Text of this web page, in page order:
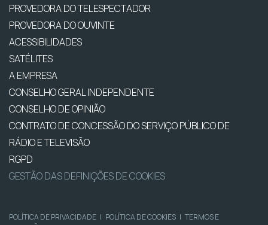
PROVEDORA DO TELESPECTADOR
PROVEDORA DO OUVINTE
ACESSIBILIDADES
SATÉLITES
A EMPRESA
CONSELHO GERAL INDEPENDENTE
CONSELHO DE OPINIÃO
CONTRATO DE CONCESSÃO DO SERVIÇO PÚBLICO DE
RÁDIO E TELEVISÃO
RGPD
GESTÃO DAS DEFINIÇÕES DE COOKIES
POLÍTICA DE PRIVACIDADE | POLÍTICA DE COOKIES | TERMOS E